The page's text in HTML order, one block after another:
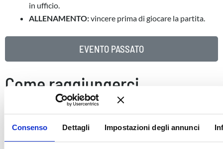
Consenso Dettagli Impostazioni degli annunci
in ufficio.
ALLENAMENTO:vincere prima di giocare la partita.
EVENTO PASSATO
Come raggiungerci